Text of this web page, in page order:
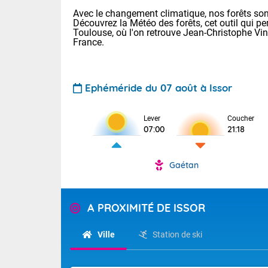
Avec le changement climatique, nos forêts
Découvrez la Météo des forêts, cet outil qui
Toulouse, où l'on retrouve Jean-Christophe
France.
Ephéméride du 07 août à Issor
Lever
07:00
Coucher
21:18
Gaétan
A PROXIMITÉ DE ISSOR
Ville Station de ski
Voici les
22/14 Paris :
Clermont-Fd
Limoges :
Lille : 25/15
(74), Var